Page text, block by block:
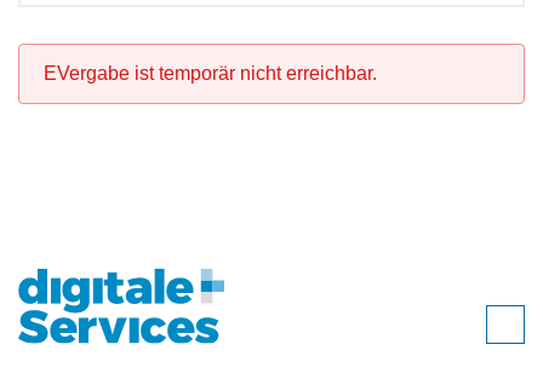
EVergabe ist temporär nicht erreichbar.